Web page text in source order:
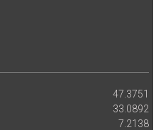
47.3751
33.0892
7.2138